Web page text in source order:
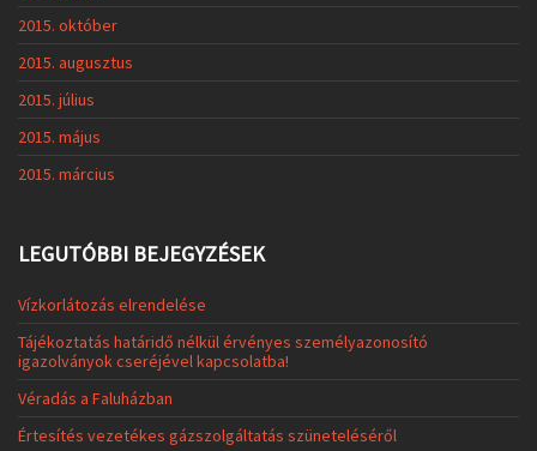
2015. október
2015. augusztus
2015. július
2015. május
2015. március
LEGUTÓBBI BEJEGYZÉSEK
Vízkorlátozás elrendelése
Tájékoztatás határidő nélkül érvényes személyazonosító
igazolványok cseréjével kapcsolatba!
Véradás a Faluházban
Értesítés vezetékes gázszolgáltatás szüneteléséről